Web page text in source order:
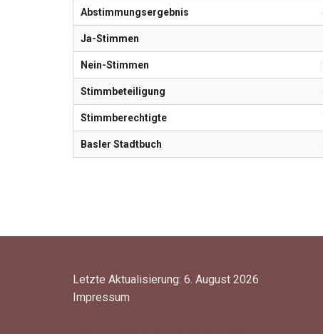
Abstimmungsergebnis
Ja-Stimmen
Nein-Stimmen
Stimmbeteiligung
Stimmberechtigte
Basler Stadtbuch
Letzte Aktualisierung: 6. August 2026
Impressum